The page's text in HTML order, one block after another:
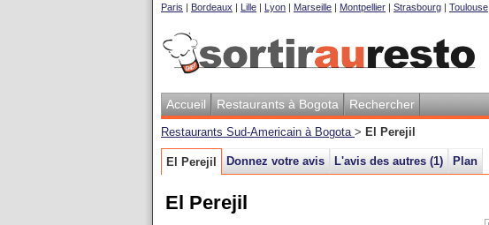
Paris | Bordeaux | Lille | Lyon | Marseille | Montpellier | Strasbourg | Toulouse
Accueil Restaurants à Bogota Rechercher
Restaurants Sud-Americain à Bogota > El Perejil
El Perejil Donnez votre avis L'avis des autres (1) Plan
El Perejil